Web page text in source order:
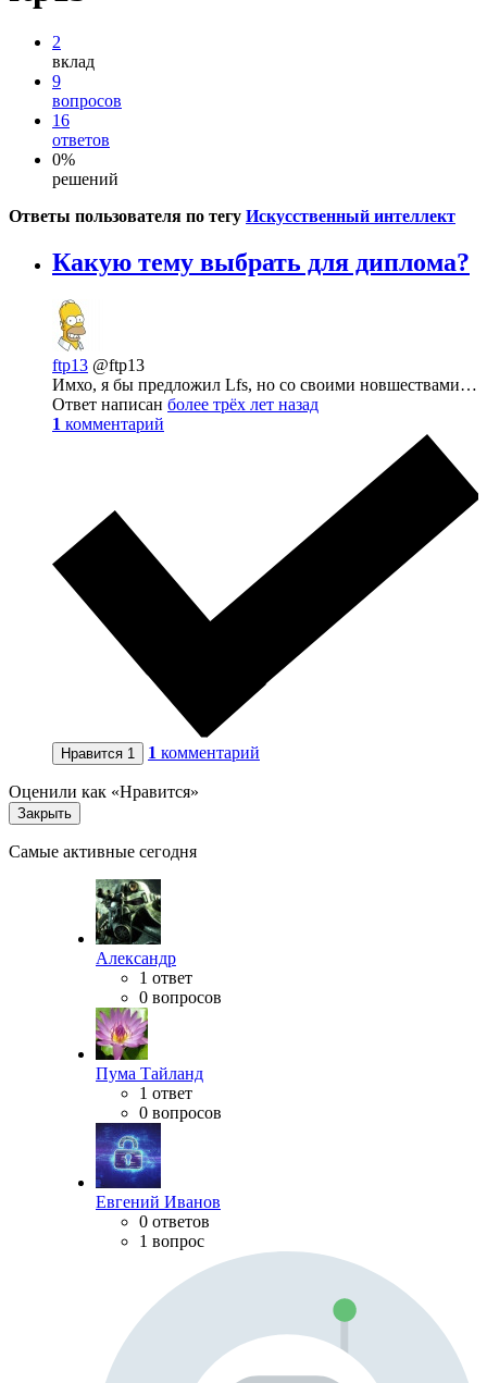
2
вклад
9
вопросов
16
ответов
0%
решений
Ответы пользователя по тегу Искусственный интеллект
Какую тему выбрать для диплома?
ftp13 @ftp13
Имхо, я бы предложил Lfs, но со своими новшествами…
Ответ написан более трёх лет назад
1 комментарий
Нравится 1 1 комментарий
Оценили как «Нравится»
Закрыть
Самые активные сегодня
Александр
1 ответ
0 вопросов
Пума Тайланд
1 ответ
0 вопросов
Евгений Иванов
0 ответов
1 вопрос